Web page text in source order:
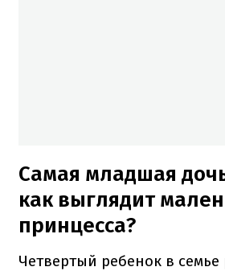
Самая младшая
как выглядит
принцесса?
Четвертый ребенок в семье